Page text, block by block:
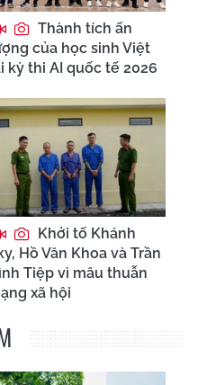
Thành tích ấn
của học sinh Việt
kỳ thi AI quốc tế 2026
Khởi tố Khánh
Hồ Văn Khoa và Trần
Tiệp vì mâu thuẫn
xã hội